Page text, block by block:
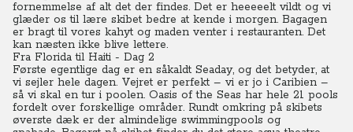
fornemmelse af alt det der findes. Det er heeeeelt vildt og vi
glæder os til lære skibet bedre at kende i morgen. Bagagen
er bragt til vores kahyt og maden venter i restauranten. Det
kan næsten ikke blive lettere.
Fra Florida til Haiti - Dag 2
Første egentlige dag er en såkaldt Seaday, og det betyder, at
vi sejler hele dagen. Vejret er perfekt – vi er jo i Caribien –
så vi skal en tur i poolen. Oasis of the Seas har hele 21 pools
fordelt over forskellige områder. Rundt omkring på skibets
øverste dæk er der almindelige swimmingpools og